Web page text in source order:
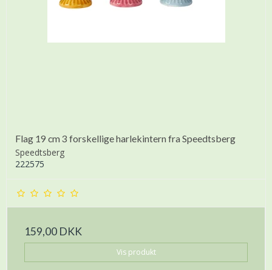
Flag 19 cm 3 forskellige harlekintern fra Speedtsberg
Speedtsberg
222575
159,00 DKK
Vis produkt